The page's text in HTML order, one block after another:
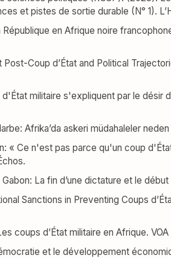
et pistes de sortie durable (N° 1).
en Afrique noire
Post-Coup d’État and Political
d'État militaire s'expliquent par le désir
Afrika’da askeri müdahaleler
« Ce n'est pas parce qu'un coup
La fin d’une dictature et le début
Sanctions in Preventing Coups
coups d’État militaire en Afrique.
et le développement